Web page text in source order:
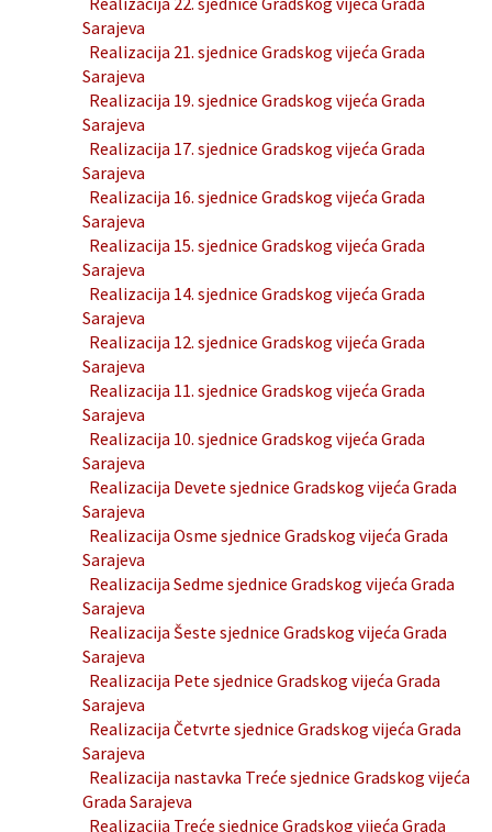
Sarajeva
Realizacija 21. sjednice Gradskog vijeća Grada
Sarajeva
Realizacija 19. sjednice Gradskog vijeća Grada
Sarajeva
Realizacija 17. sjednice Gradskog vijeća Grada
Sarajeva
Realizacija 16. sjednice Gradskog vijeća Grada
Sarajeva
Realizacija 15. sjednice Gradskog vijeća Grada
Sarajeva
Realizacija 14. sjednice Gradskog vijeća Grada
Sarajeva
Realizacija 12. sjednice Gradskog vijeća Grada
Sarajeva
Realizacija 11. sjednice Gradskog vijeća Grada
Sarajeva
Realizacija 10. sjednice Gradskog vijeća Grada
Sarajeva
Realizacija Devete sjednice Gradskog vijeća Grada
Sarajeva
Realizacija Osme sjednice Gradskog vijeća Grada
Sarajeva
Realizacija Sedme sjednice Gradskog vijeća Grada
Sarajeva
Realizacija Šeste sjednice Gradskog vijeća Grada
Sarajeva
Realizacija Pete sjednice Gradskog vijeća Grada
Sarajeva
Realizacija Četvrte sjednice Gradskog vijeća Grada
Sarajeva
Realizacija nastavka Treće sjednice Gradskog vijeća
Grada Sarajeva
Realizacija Treće sjednice Gradskog vijeća Grada